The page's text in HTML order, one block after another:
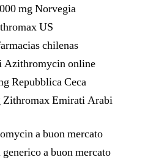
mg Norvegia
US
chilenas
Azithromycin online
Repubblica Ceca
Zithromax Emirati Arabi
a buon mercato
a buon mercato